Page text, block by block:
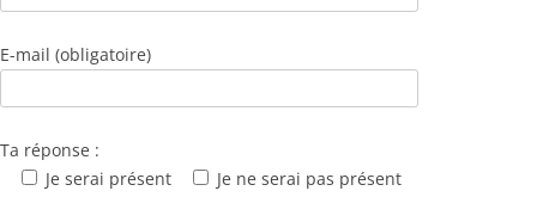
E-mail (obligatoire)
Ta réponse :
Je serai présent
Je ne serai pas présent